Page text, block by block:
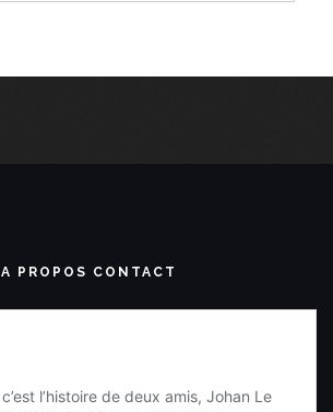
A PROPOS CONTACT